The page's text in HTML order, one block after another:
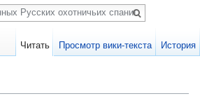
Читать Просмотр вики-текста История